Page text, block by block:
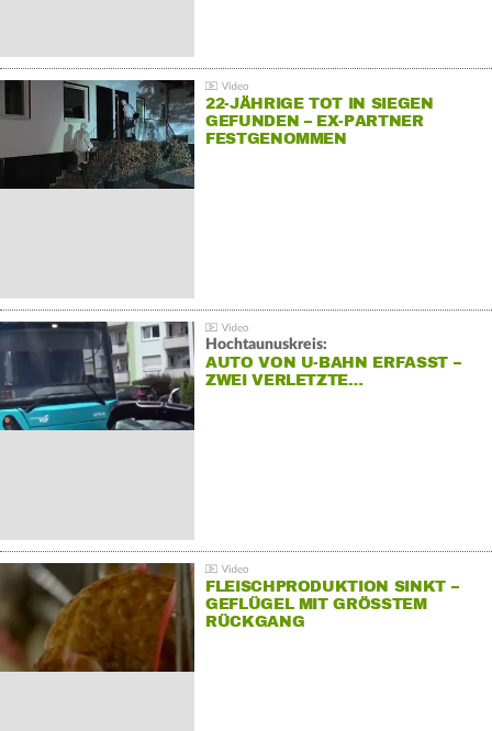
22-JÄHRIGE TOT IN SIEGEN
GEFUNDEN – EX-PARTNER
FESTGENOMMEN
Hochtaunuskreis:
AUTO VON U-BAHN ERFASST –
ZWEI VERLETZTE…
FLEISCHPRODUKTION SINKT –
GEFLÜGEL MIT GRÖSSTEM R
ÜCKGANG